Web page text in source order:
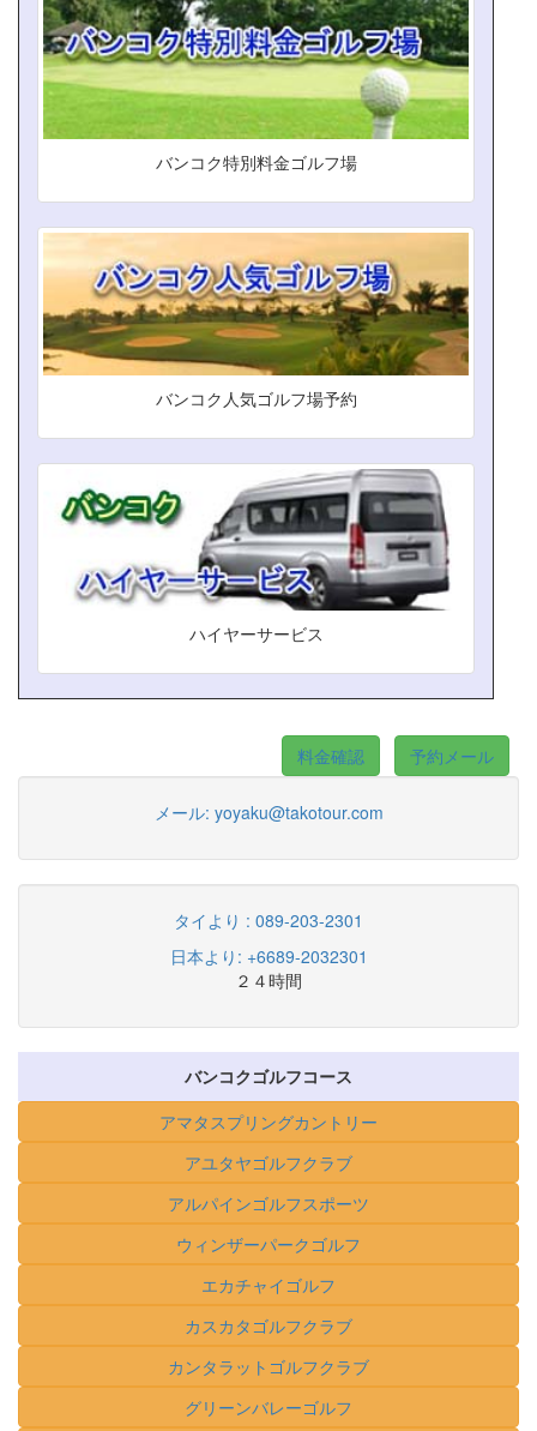
バンコク特別料金ゴルフ場
バンコク人気ゴルフ場予約
ハイヤーサービス
料金確認 予約メール
メール: yoyaku@takotour.com
タイより : 089-203-2301
日本より: +6689-2032301
２４時間
バンコクゴルフコース
アマタスプリングカントリー
アユタヤゴルフクラブ
アルパインゴルフスポーツ
ウィンザーパークゴルフ
エカチャイゴルフ
カスカタゴルフクラブ
カンタラットゴルフクラブ
グリーンバレーゴルフ